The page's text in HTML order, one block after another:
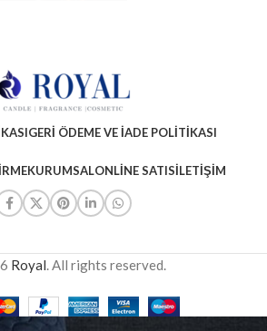
GERI ÖDEME VE İADE POLITIKASI
KURUMSALONLINE SATISİLETIŞIM
Royal. All rights reserved.